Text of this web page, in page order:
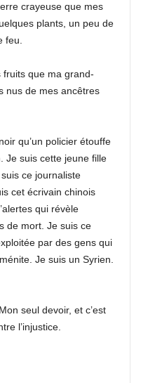
crayeuse que mes
plants, un peu de
feu.
que ma grand-
nus de mes ancêtres
qu’un policier étouffe
Je suis cette jeune fille
ce journaliste
cet écrivain chinois
qui révèle
de mort. Je suis ce
par des gens qui
Je suis un Syrien.
seul devoir, et c’est
l’injustice.